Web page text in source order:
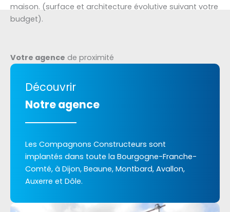
maison. (surface et architecture évolutive suivant votre
budget).
Votre agence de proximité
Découvrir
Notre agence
Les Compagnons Constructeurs sont
implantés dans toute la Bourgogne-Franche-
Comté, à Dijon, Beaune, Montbard, Avallon,
Auxerre et Dôle.